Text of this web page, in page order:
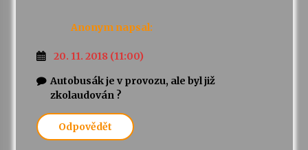
Anonym napsal:
20. 11. 2018 (11:00)
Autobusák je v provozu, ale byl již
zkolaudován ?
Odpovědět